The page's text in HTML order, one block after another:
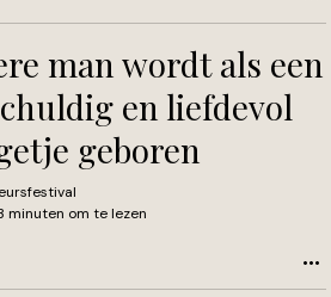
man wordt als een
en liefdevol
geboren
minuten om te lezen